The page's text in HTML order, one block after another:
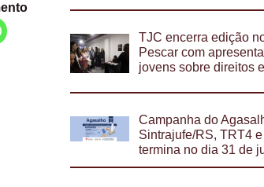
TJC encerra edição
Pescar com
jovens sobre direitos
Campanha do
Sintrajufe/RS, TRT4
termina no dia 31 de